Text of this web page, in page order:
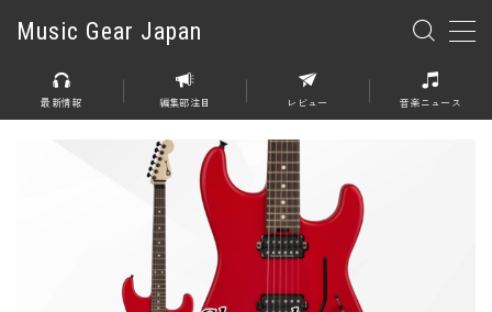
Music Gear Japan
MENU
エレキギター
エレキベース
アコースティックギター
エレアコ
最新情報 編集部注目 レビュー 音楽ニュース